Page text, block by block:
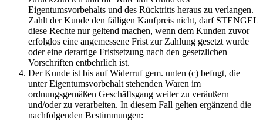
Eigentumsvorbehalts und des Rücktritts heraus zu verlangen.
Zahlt der Kunde den fälligen Kaufpreis nicht, darf STENGEL
diese Rechte nur geltend machen, wenn dem Kunden zuvor
erfolglos eine angemessene Frist zur Zahlung gesetzt wurde
oder eine derartige Fristsetzung nach den gesetzlichen
Vorschriften entbehrlich ist.
Der Kunde ist bis auf Widerruf gem. unten (c) befugt, die
unter Eigentumsvorbehalt stehenden Waren im
ordnungsgemäßen Geschäftsgang weiter zu veräußern
und/oder zu verarbeiten. In diesem Fall gelten ergänzend die
nachfolgenden Bestimmungen: